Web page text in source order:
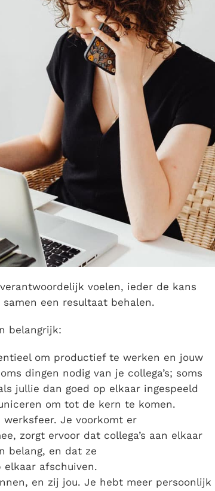
voelen, ieder de kans
een resultaat behalen.
belangrijk:
om productief te werken en jouw
dingen nodig van je collega’s; soms
jullie dan goed op elkaar ingespeeld
om tot de kern te komen.
werksfeer. Je voorkomt er
zorgt ervoor dat collega’s aan elkaar
belang, en dat ze
afschuiven.
en zij jou. Je hebt meer persoonlijk